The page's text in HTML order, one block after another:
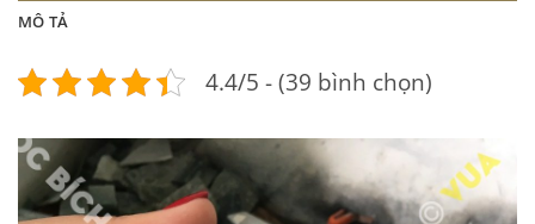
MÔ TẢ
4.4/5 - (39 bình chọn)